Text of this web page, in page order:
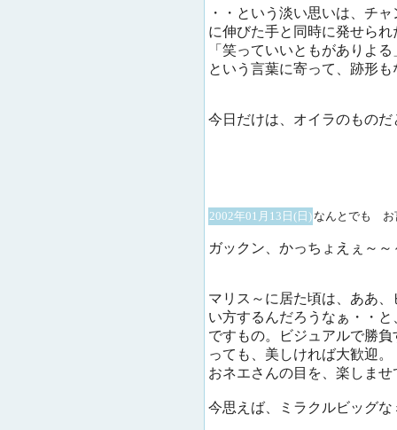
・・という淡い思いは、チ
に伸びた手と同時に発せられ
「笑っていいともがありよる
という言葉に寄って、跡形
今日だけは、オイラのもの
2002年01月13日(日) なんとでも お
ガックン、かっちょえぇ～
マリス～に居た頃は、ああ
い方するんだろうなぁ・・
ですもの。ビジュアルで勝
っても、美しければ大歓迎。
おネエさんの目を、楽しま
今思えば、ミラクルビッグ